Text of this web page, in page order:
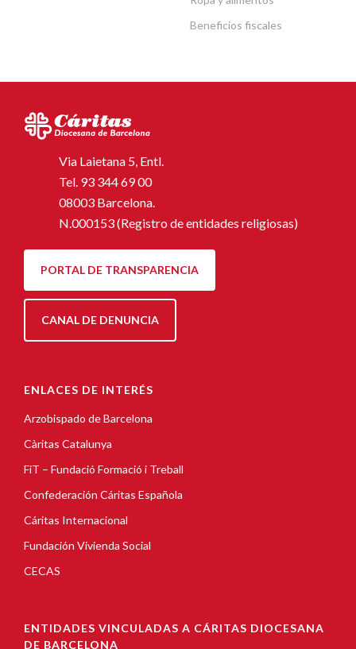
Beneficios fiscales
Via Laietana 5, Entl.
Tel. 93 344 69 00
08003 Barcelona.
N.000153 (Registro de entidades religiosas)
PORTAL DE TRANSPARENCIA
CANAL DE DENUNCIA
ENLACES DE INTERÉS
Arzobispado de Barcelona
Càritas Catalunya
FiT – Fundació Formació i Treball
Confederación Cáritas Española
Cáritas Internacional
Fundación Vivienda Social
CECAS
ENTIDADES VINCULADAS A CÁRITAS DIOCESANA
DE BARCELONA